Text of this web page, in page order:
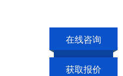
在线咨询
获取报价